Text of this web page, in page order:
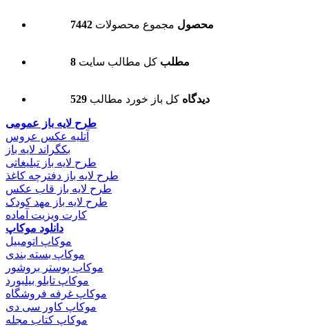
7442 محصول مجموع محصولات
8 مطلب کل مطالب سایت
529 دیدگاه کل باز خورد مطالب
طرح لایه باز عمومی
آتلیه عکس عروس
بکگراند لایه باز
طرح لایه باز تبلیغاتی
طرح لایه باز دفترچه کاغذ
طرح لایه باز قاب عکس
طرح لایه باز مهد کودک
کارت ویزیت آماده
دانلود موکاپ
موکاپ اتومبیل
موکاپ بسته بندی
موکاپ پوستر بروشور
موکاپ تابلو بیلبورد
موکاپ غرفه فروشگاه
موکاپ کاور سی دی
موکاپ کتاب مجله